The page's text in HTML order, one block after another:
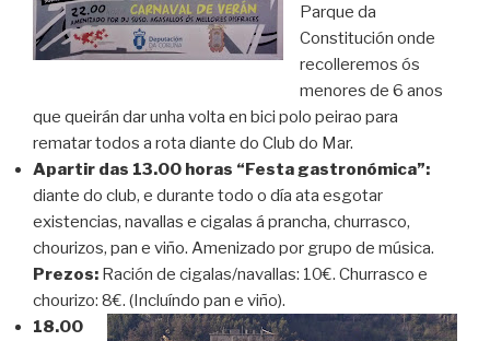
Parque da
Constitución onde
recolleremos ós
menores de 6 anos
que queirán dar unha volta en bici polo peirao para
rematar todos a rota diante do Club do Mar.
Apartir das 13.00 horas “Festa gastronómica”:
diante do club, e durante todo o día ata esgotar
existencias, navallas e cigalas á prancha, churrasco,
chourizos, pan e viño. Amenizado por grupo de música.
Prezos: Ración de cigalas/navallas: 10€. Churrasco e
chourizo: 8€. (Incluíndo pan e viño).
18.00